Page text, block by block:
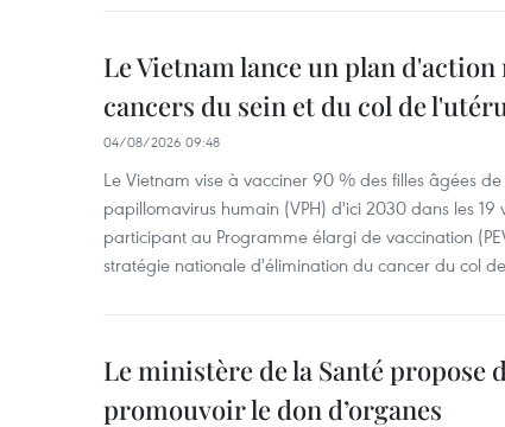
Le Vietnam lance un plan
cancers du sein et du col de
04/08/2026 09:48
Le Vietnam vise à vacciner 90 % des filles âgées
papillomavirus humain (VPH) d'ici 2030 dans les 19
participant au Programme élargi de vaccination
stratégie nationale d'élimination du cancer du col
Le ministère de la Santé propose
promouvoir le don d’organes